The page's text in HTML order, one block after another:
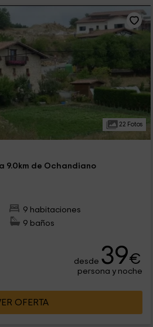
22 Fotos
9.0km de Ochandiano
9 habitaciones
9 baños
desde 39€
persona y noche
OFERTA